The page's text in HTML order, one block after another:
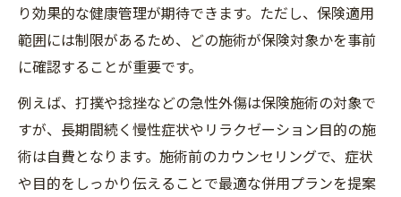
り効果的な健康管理が期待できます。ただし、保険適用
範囲には制限があるため、どの施術が保険対象かを事前
に確認することが重要です。
例えば、打撲や捻挫などの急性外傷は保険施術の対象で
すが、長期間続く慢性症状やリラクゼーション目的の施
術は自費となります。施術前のカウンセリングで、症状
や目的をしっかり伝えることで最適な併用プランを提案